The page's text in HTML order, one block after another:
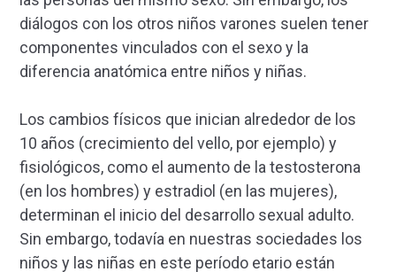
diálogos con los otros niños varones suelen tener
componentes vinculados con el sexo y la
diferencia anatómica entre niños y niñas.
Los cambios físicos que inician alrededor de los
10 años (crecimiento del vello, por ejemplo) y
fisiológicos, como el aumento de la testosterona
(en los hombres) y estradiol (en las mujeres),
determinan el inicio del desarrollo sexual adulto.
Sin embargo, todavía en nuestras sociedades los
niños y las niñas en este período etario están